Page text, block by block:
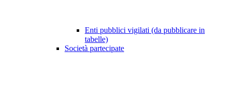
Enti pubblici vigilati (da pubblicare in
tabelle)
Società partecipate